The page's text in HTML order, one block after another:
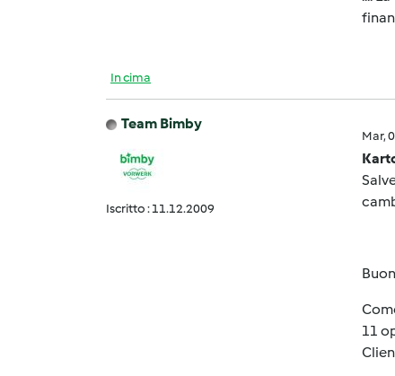
In cima
Team Bimby
Iscritto : 11.12.2009
Mar,
11